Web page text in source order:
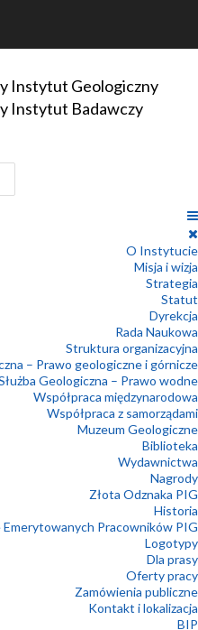
Instytut Geologiczny
Instytut Badawczy
O Instytucie
Misja i wizja
Strategia
Statut
Dyrekcja
Rada Naukowa
Struktura organizacyjna
– Prawo geologiczne i górnicze
Geologiczna – Prawo wodne
Współpraca międzynarodowa
Współpraca z samorządami
Muzeum Geologiczne
Biblioteka
Wydawnictwa
Nagrody
Złota Odznaka PIG
Historia
Emerytowanych Pracowników PIG
Logotypy
Dla prasy
Oferty pracy
Zamówienia publiczne
Kontakt i lokalizacja
BIP